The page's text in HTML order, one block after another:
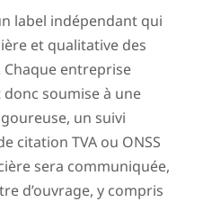
label indépendant qui
et qualitative des
entreprise
donc soumise à une
un suivi
citation TVA ou ONSS
sera communiquée,
d’ouvrage, y compris